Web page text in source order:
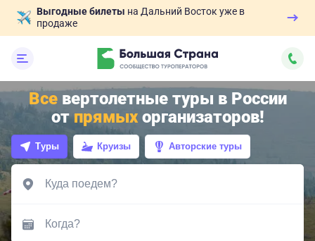
Выгодные билеты на Дальний Восток уже в
продаже
Всевертолетные туры в России
отпрямыхорганизаторов!
Туры Круизы Авторские туры